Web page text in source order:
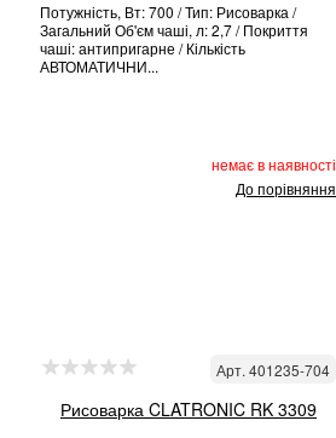
Потужність, Вт: 700 / Тип: Рисоварка /
Загальний Об'єм чаші, л: 2,7 / Покриття
чаші: антипригарне / Кількість
АВТОМАТИЧНИ...
немає в наявності
До порівняння
Арт. 401235-704
Рисоварка CLATRONIC RK 3309